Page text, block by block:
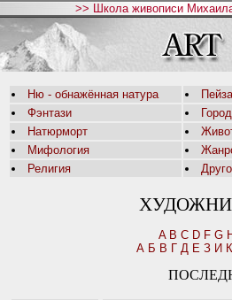
>> Школа живописи
Ню - обнажённая натура
Фэнтази
Город
Натюрморт
Мифология
Религия
A B C D F G
А Б В Г Д Е З И К